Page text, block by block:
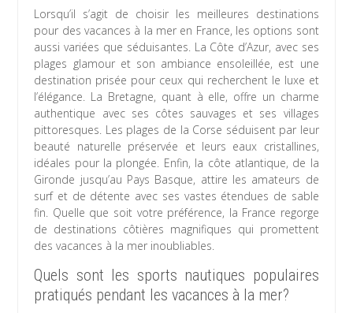
Lorsqu’il s’agit de choisir les meilleures destinations
pour des vacances à la mer en France, les options sont
aussi variées que séduisantes. La Côte d’Azur, avec ses
plages glamour et son ambiance ensoleillée, est une
destination prisée pour ceux qui recherchent le luxe et
l’élégance. La Bretagne, quant à elle, offre un charme
authentique avec ses côtes sauvages et ses villages
pittoresques. Les plages de la Corse séduisent par leur
beauté naturelle préservée et leurs eaux cristallines,
idéales pour la plongée. Enfin, la côte atlantique, de la
Gironde jusqu’au Pays Basque, attire les amateurs de
surf et de détente avec ses vastes étendues de sable
fin. Quelle que soit votre préférence, la France regorge
de destinations côtières magnifiques qui promettent
des vacances à la mer inoubliables.
Quels sont les sports nautiques populaires
pratiqués pendant les vacances à la mer?